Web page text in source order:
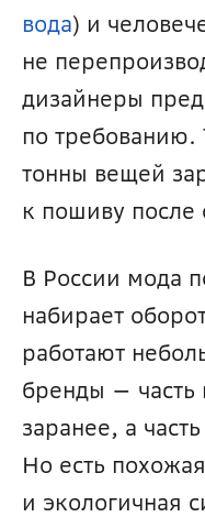
вода) и
не
дизайнеры
по требованию.
тонны вещей
к пошиву
В России мода
набирает
работают
бренды —
заранее, а
Но есть
и экологичная